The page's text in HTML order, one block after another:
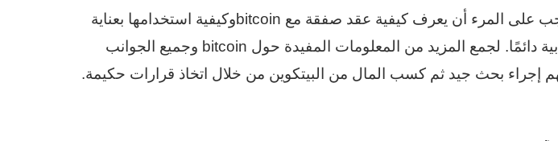
الشيء الوحيد هو أنه يجب على المرء أن يعرف كيفية عقد صفقة مع bitcoinوكيفية استخدامها بعناية
للحصول على نتائج إيجابية دائمًا. لجمع المزيد من المعلومات المفيدة حول bitcoin وجميع الجوانب
إجراء بحث جيد ثم كسب المال من البيتكوين من خلال اتخاذ قرارات حكيمة.